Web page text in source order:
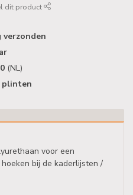
dit product
verzonden
(NL)
plinten
voor een
bij de kaderlijsten /